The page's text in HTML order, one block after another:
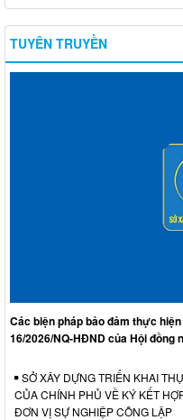
TUYÊN TRUYỀN
Các biện pháp bảo đảm thực
16/2026/NQ-HĐND của Hội đồng
SỞ XÂY DỰNG TRIỂN KHAI
CỦA CHÍNH PHỦ VỀ KÝ KẾT
ĐƠN VỊ SỰ NGHIỆP CÔNG LẬP